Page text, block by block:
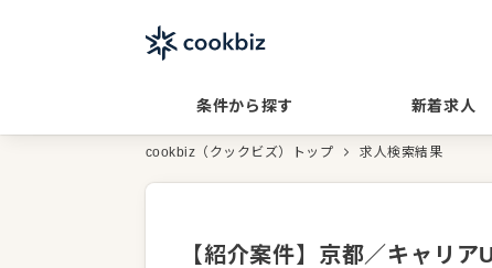
条件から探す 新着求人
cookbiz（クックビズ）トップ 求人検索結果
【紹介案件】京都／キャリ